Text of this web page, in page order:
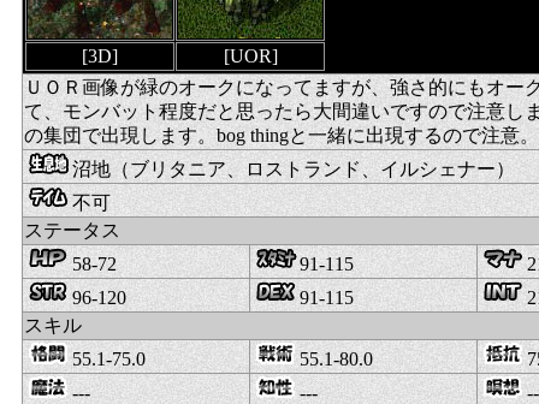
[3D]
[UOR]
ＵＯＲ画像が緑のオークになってますが、強さ的にもオ
て、モンバット程度だと思ったら大間違いですので注意
の集団で出現します。bog thingと一緒に出現するので注意。
沼地（ブリタニア、ロストランド、イルシェナー）
不可
ステータス
58-72
91-115
96-120
91-115
スキル
55.1-75.0
55.1-80.0
---
---